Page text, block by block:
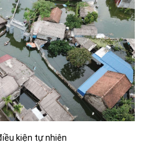
kiện tự nhiên